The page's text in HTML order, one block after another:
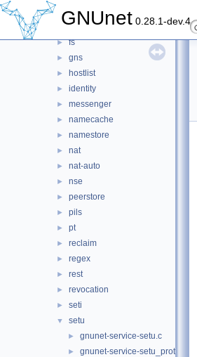
GNUnet 0.28.1-dev.4
► dns
exit
► fs
► gns
► hostlist
► identity
► messenger
► namecache
► namestore
► nat
► nat-auto
► nse
► peerstore
► pils
► pt
► reclaim
► regex
► rest
► revocation
► seti
▼ setu
► gnunet-service-setu.c
► gnunet-service-setu_protocol.h